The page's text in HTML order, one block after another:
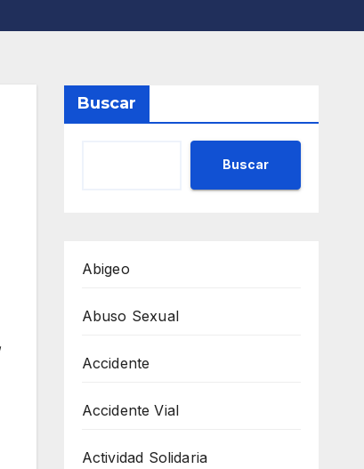
Buscar
Buscar
Abigeo
Abuso Sexual
Accidente
Accidente Vial
Actividad Solidaria